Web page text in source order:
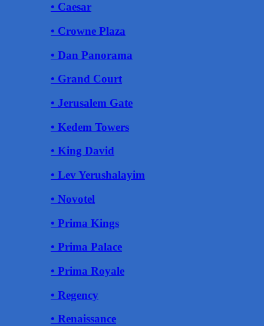
• Caesar
• Crowne Plaza
• Dan Panorama
• Grand Court
• Jerusalem Gate
• Kedem Towers
• King David
• Lev Yerushalayim
• Novotel
• Prima Kings
• Prima Palace
• Prima Royale
• Regency
• Renaissance